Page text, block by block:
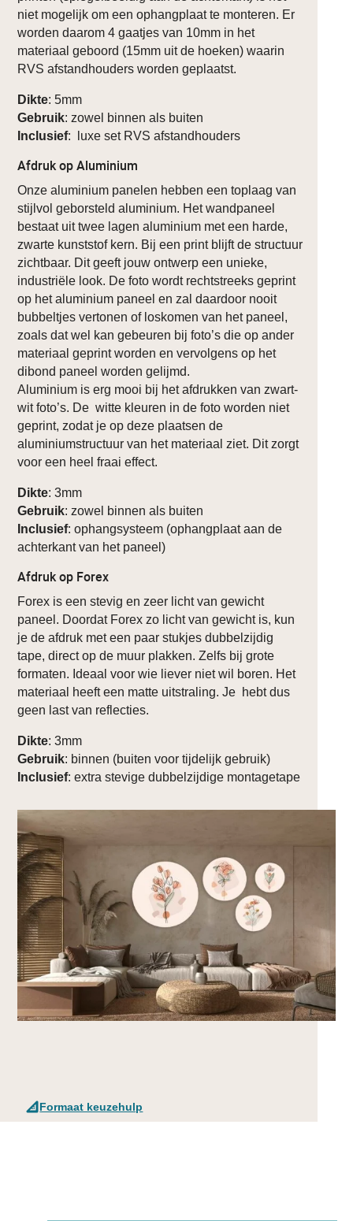
niet mogelijk om een ophangplaat te monteren. Er
worden daarom 4 gaatjes van 10mm in het
materiaal geboord (15mm uit de hoeken) waarin
RVS afstandhouders worden geplaatst.
Dikte: 5mm
Gebruik: zowel binnen als buiten
Inclusief: luxe set RVS afstandhouders
Afdruk op Aluminium
Onze aluminium panelen hebben een toplaag van
stijlvol geborsteld aluminium. Het wandpaneel
bestaat uit twee lagen aluminium met een harde,
zwarte kunststof kern. Bij een print blijft de structuur
zichtbaar. Dit geeft jouw ontwerp een unieke,
industriële look. De foto wordt rechtstreeks geprint
op het aluminium paneel en zal daardoor nooit
bubbeltjes vertonen of loskomen van het paneel,
zoals dat wel kan gebeuren bij foto’s die op ander
materiaal geprint worden en vervolgens op het
dibond paneel worden gelijmd.
Aluminium is erg mooi bij het afdrukken van zwart-
wit foto’s. De witte kleuren in de foto worden niet
geprint, zodat je op deze plaatsen de
aluminiumstructuur van het materiaal ziet. Dit zorgt
voor een heel fraai effect.
Dikte: 3mm
Gebruik: zowel binnen als buiten
Inclusief: ophangsysteem (ophangplaat aan de
achterkant van het paneel)
Afdruk op Forex
Forex is een stevig en zeer licht van gewicht
paneel. Doordat Forex zo licht van gewicht is, kun
je de afdruk met een paar stukjes dubbelzijdig
tape, direct op de muur plakken. Zelfs bij grote
formaten. Ideaal voor wie liever niet wil boren. Het
materiaal heeft een matte uitstraling. Je hebt dus
geen last van reflecties.
Dikte: 3mm
Gebruik: binnen (buiten voor tijdelijk gebruik)
Inclusief: extra stevige dubbelzijdige montagetape
Formaat keuzehulp